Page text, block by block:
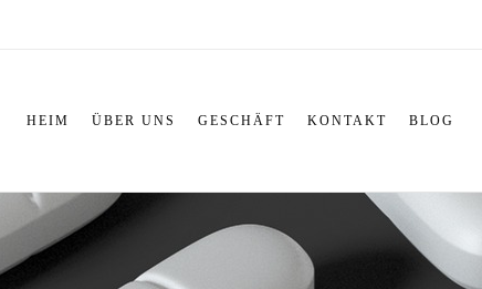
HEIM ÜBER UNS GESCHÄFT KONTAKT BLOG